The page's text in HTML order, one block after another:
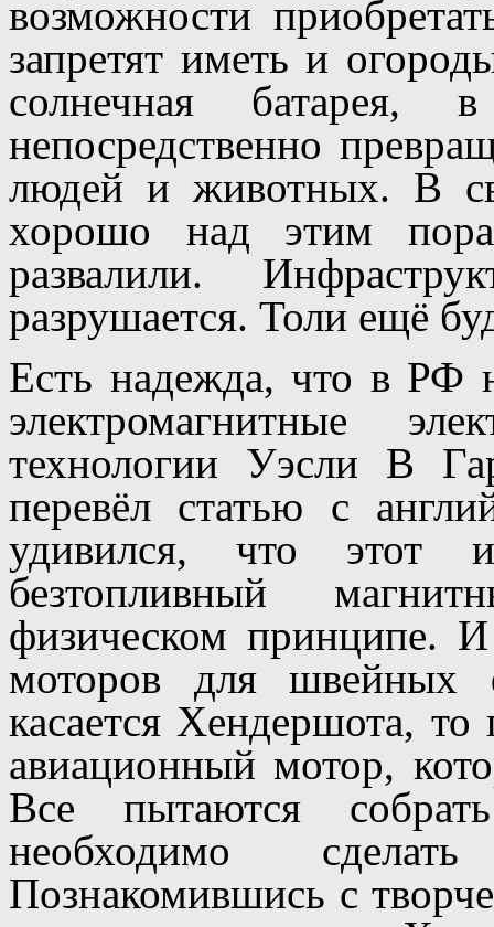
возможности
запретят иметь и
солнечная батарея,
непосредственно
людей и животных. В
хорошо над этим
развалили.
разрушается. Толи ещё
Есть надежда, что в РФ
электромагнитные
технологии Уэсли В
перевёл статью с
удивился, что этот
безтопливный
физическом принципе. И
моторов для швейных
касается Хендершота,
авиационный мотор,
Все пытаются
необходимо
Познакомившись с